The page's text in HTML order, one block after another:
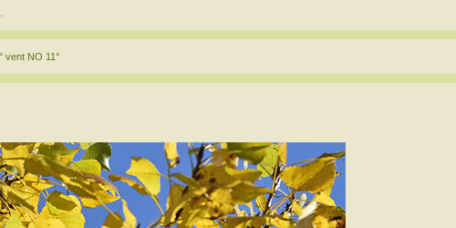
vent NO 11°